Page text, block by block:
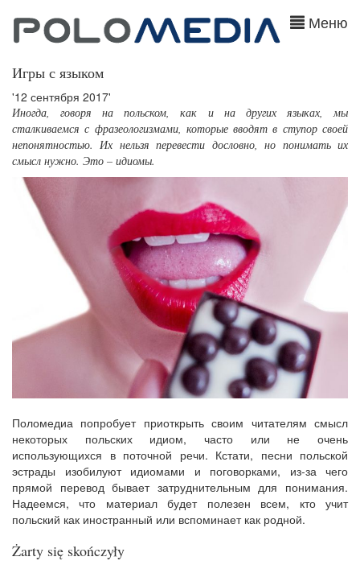
Меню
Игры с языком
'12 сентября 2017'
Иногда, говоря на польском, как и на других языках, мы
сталкиваемся с фразеологизмами, которые вводят в ступор своей
непонятностью. Их нельзя перевести дословно, но понимать их
смысл нужно. Это – идиомы.
Поломедиа попробует приоткрыть своим читателям смысл
некоторых польских идиом, часто или не очень
использующихся в поточной речи. Кстати, песни польской
эстрады изобилуют идиомами и поговорками, из-за чего
прямой перевод бывает затруднительным для понимания.
Надеемся, что материал будет полезен всем, кто учит
польский как иностранный или вспоминает как родной.
Żarty się skończyły